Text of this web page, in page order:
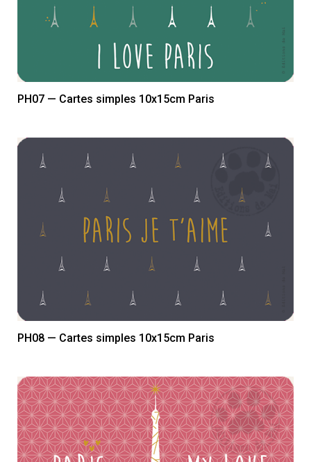
PH07 — Cartes simples 10x15cm Paris
PH08 — Cartes simples 10x15cm Paris